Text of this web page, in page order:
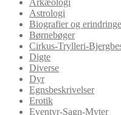
Arkæologi
Astrologi
Biografier og
Børnebøger
Cirkus-Trylleri-
Digte
Diverse
Dyr
Egnsbeskrivelser
Erotik
Eventyr-Sagn-Myter